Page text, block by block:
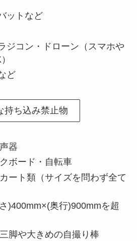
ットなど
ジコン・ドローン（スマホや
ど
持ち込み禁止物
器
ボード・自転車
ート類（サイズを問わず全て
)400mm×(奥行)900mmを超
脚や大きめの自撮り棒